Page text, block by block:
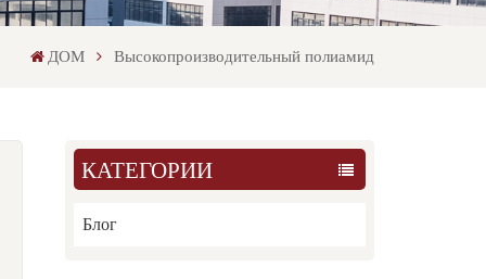
ДОМ Высокопроизводительный полиамид
КАТЕГОРИИ
Блог